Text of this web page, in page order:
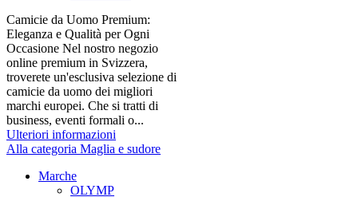
Camicie da Uomo Premium:
Eleganza e Qualità per Ogni
Occasione Nel nostro negozio
online premium in Svizzera,
troverete un'esclusiva selezione di
camicie da uomo dei migliori
marchi europei. Che si tratti di
business, eventi formali o...
Ulteriori informazioni
Alla categoria Maglia e sudore
Marche
OLYMP